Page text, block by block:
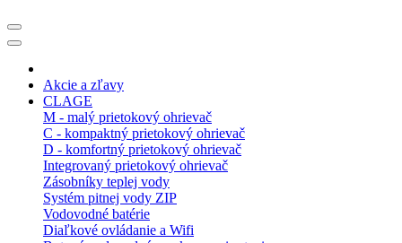
Akcie a zľavy
CLAGE
M - malý prietokový ohrievač
C - kompaktný prietokový ohrievač
D - komfortný prietokový ohrievač
Integrovaný prietokový ohrievač
Zásobníky teplej vody
Systém pitnej vody ZIP
Vodovodné batérie
Diaľkové ovládanie a Wifi